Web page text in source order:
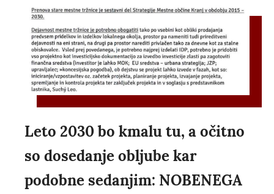
Leto 2030 bo kmalu tu, a očitno
so dosedanje obljube kar
podobne sedanjim: NOBENEGA